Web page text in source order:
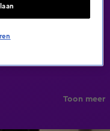
Toon meer